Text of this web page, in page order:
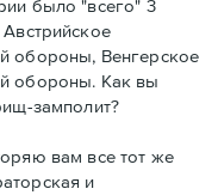
было "всего" 3
обороны, Венгерское
обороны. Как вы
замполит?
вам все тот же
и